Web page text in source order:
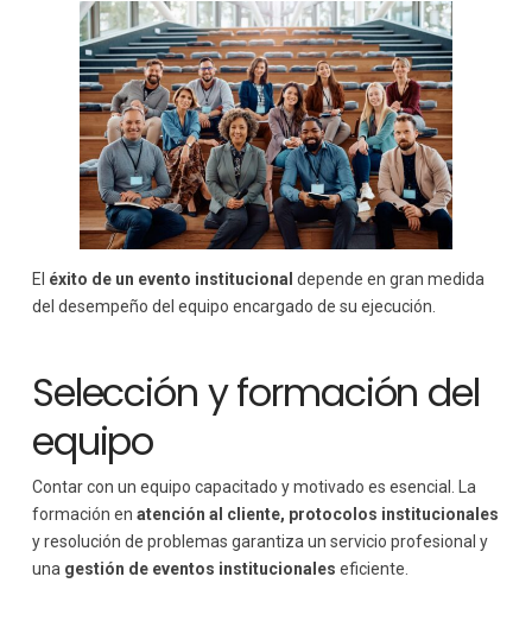
El éxito de un evento institucional depende en gran medida
del desempeño del equipo encargado de su ejecución.
Selección y formación del
equipo
Contar con un equipo capacitado y motivado es esencial. La
formación en atención al cliente, protocolos institucionales
y resolución de problemas garantiza un servicio profesional y
una gestión de eventos institucionales eficiente.